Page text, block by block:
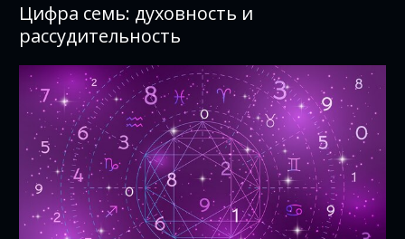
Цифра семь: духовность и
рассудительность